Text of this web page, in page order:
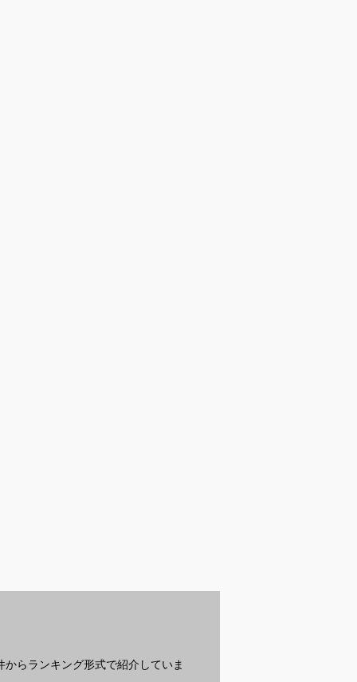
らランキング形式で紹介していま